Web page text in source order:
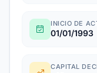
INICIO DE
01/01/1993
CAPITAL